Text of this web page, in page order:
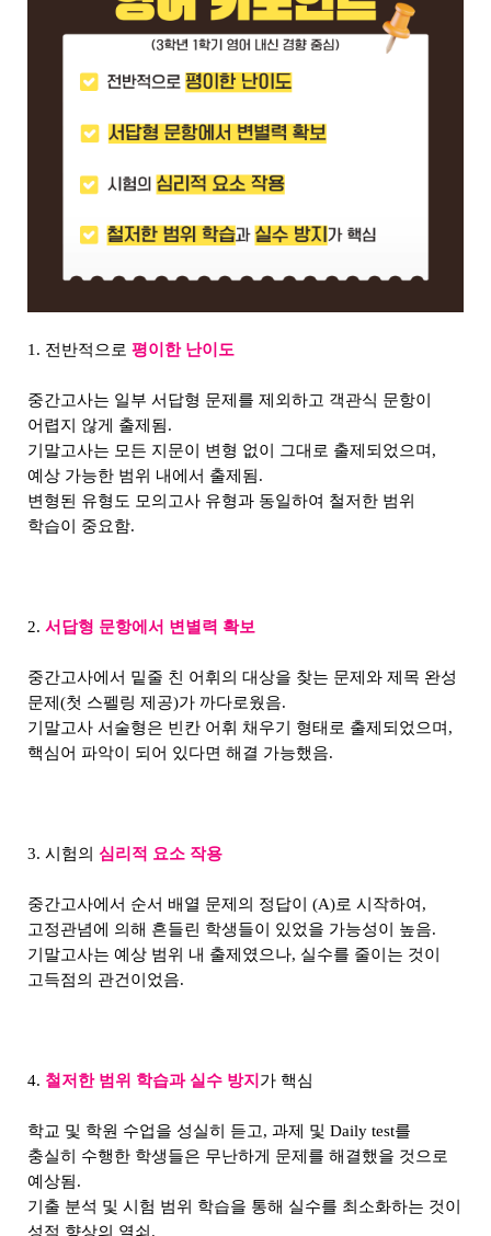
1. 전반적으로 평이한 난이도
중간고사는 일부 서답형 문제를 제외하고 객관식 문항이
어렵지 않게 출제됨.
기말고사는 모든 지문이 변형 없이 그대로 출제되었으며,
예상 가능한 범위 내에서 출제됨.
변형된 유형도 모의고사 유형과 동일하여 철저한 범위
학습이 중요함.
2. 서답형 문항에서 변별력 확보
중간고사에서 밑줄 친 어휘의 대상을 찾는 문제와 제목 완성
문제(첫 스펠링 제공)가 까다로웠음.
기말고사 서술형은 빈칸 어휘 채우기 형태로 출제되었으며,
핵심어 파악이 되어 있다면 해결 가능했음.
3. 시험의 심리적 요소 작용
중간고사에서 순서 배열 문제의 정답이 (A)로 시작하여,
고정관념에 의해 흔들린 학생들이 있었을 가능성이 높음.
기말고사는 예상 범위 내 출제였으나, 실수를 줄이는 것이
고득점의 관건이었음.
4. 철 저한 범위 학습과 실수 방지 가 핵심
학교 및 학원 수업을 성실히 듣고, 과제 및 Daily test를
충실히 수행한 학생들은 무난하게 문제를 해결했을 것으로
예상됨.
기출 분석 및 시험 범위 학습을 통해 실수를 최소화하는 것이
성적 향상의 열쇠.